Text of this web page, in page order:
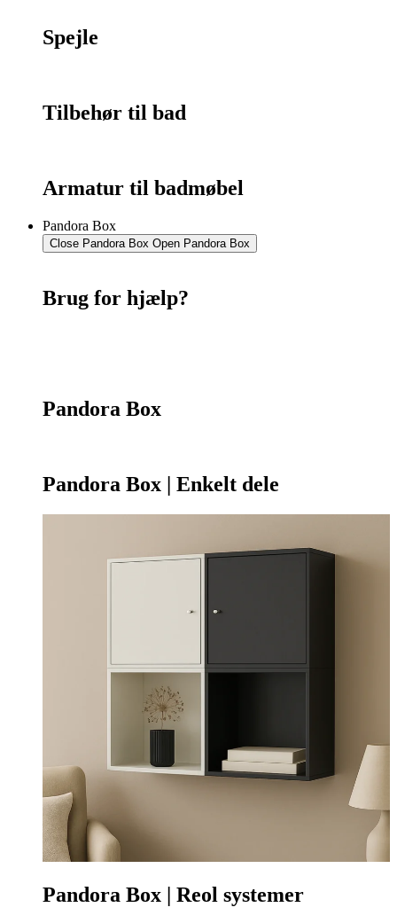
Spejle
Tilbehør til bad
Armatur til badmøbel
Pandora Box
Close Pandora Box Open Pandora Box
Brug for hjælp?
Pandora Box
Pandora Box | Enkelt dele
Pandora Box | Reol systemer